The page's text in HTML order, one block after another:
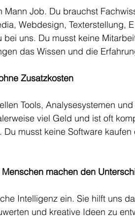
Mann Job. Du brauchst
Webdesign, Texterstellung,
bei uns. Du musst keine
das Wissen und die
Zusatzkosten
Tools, Analysesystemen
viel Geld und ist oft
Du musst keine Software
machen den
Intelligenz ein. Sie hilft uns
und kreative Ideen zu